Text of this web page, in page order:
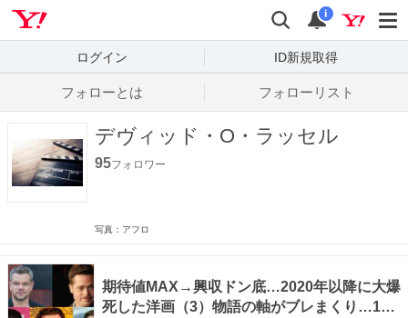
検索
通知
i
ログイン ID新規取得
フォローとは フォローリスト
デヴィッド・O・ラッセル
95フォロワー
写真：アフロ
期待値MAX→興収ドン底…2020年以降に大爆
死した洋画（3）物語の軸がブレまくり…1億